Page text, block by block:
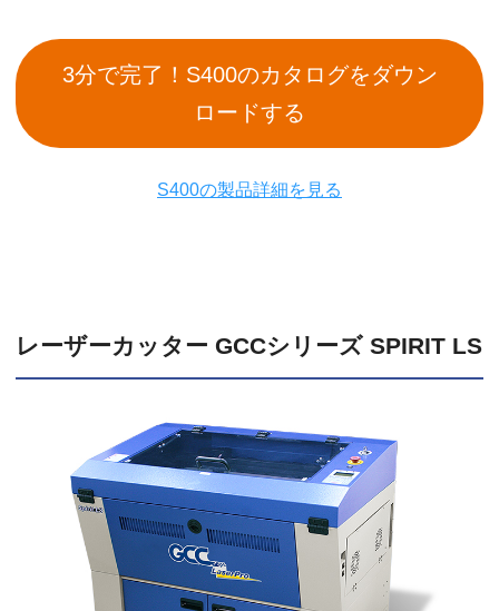
3分で完了！S400のカタログをダウン
ロードする
S400の製品詳細を見る
レーザーカッター GCCシリーズ SPIRIT LS